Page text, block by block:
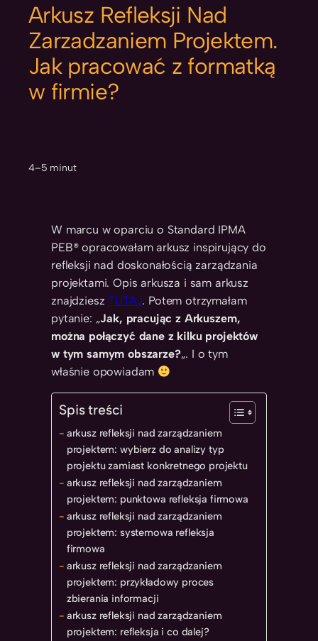
Arkusz Refleksji Nad
Zarzadzaniem Projektem.
Jak pracować z formatką
w firmie?
4–5 minut
W marcu w oparciu o Standard IPMA
PEB® opracowałam arkusz inspirujący do
refleksji nad doskonałością zarządzania
projektami. Opis arkusza i sam arkusz
znajdzieszTUTAJ. Potem otrzymałam
pytanie: „Jak, pracując z Arkuszem,
można połączyć dane z kilku projektów
w tym samym obszarze?„. I o tym
właśnie opowiadam
Spis treści
arkusz refleksji nad zarządzaniem
projektem: wybierz do analizy typ
projektu zamiast konkretnego projektu
arkusz refleksji nad zarządzaniem
projektem: punktowa refleksja firmowa
arkusz refleksji nad zarządzaniem
projektem: systemowa refleksja
firmowa
arkusz refleksji nad zarządzaniem
projektem: przykładowy proces
zbierania informacji
arkusz refleksji nad zarządzaniem
projektem: refleksja i co dalej?